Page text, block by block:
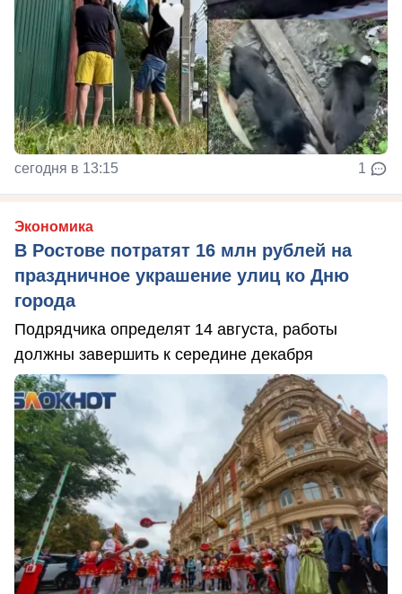
сегодня в 13:15 1
Экономика
В Ростове потратят 16 млн рублей на
праздничное украшение улиц ко Дню
города
Подрядчика определят 14 августа, работы
должны завершить к середине декабря